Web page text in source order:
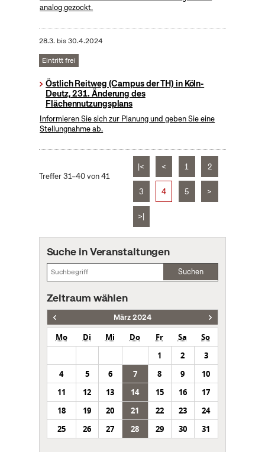
analog gezockt.
28.3. bis30.4.2024
Eintritt frei
Östlich Reitweg (Campus der TH) in Köln-
Deutz, 231. Änderung des
Flächennutzungsplans
Informieren Sie sich zur Planung und geben Sie eine
Stellungnahme ab.
Treffer 31–40 von 41
|< < 1 2
3 4 5 >
>|
Suche in Veranstaltungen
Suchen
Zeitraum wählen
März 2024
Mo Di Mi Do Fr Sa
So
1
2
3
4
5 6 7 8 9
10
11
12 13 14 15 16
17
18
19 20 21 22 23
24
25
26 27 28 29 30 31